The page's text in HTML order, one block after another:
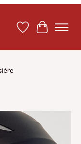
Liste dePanier